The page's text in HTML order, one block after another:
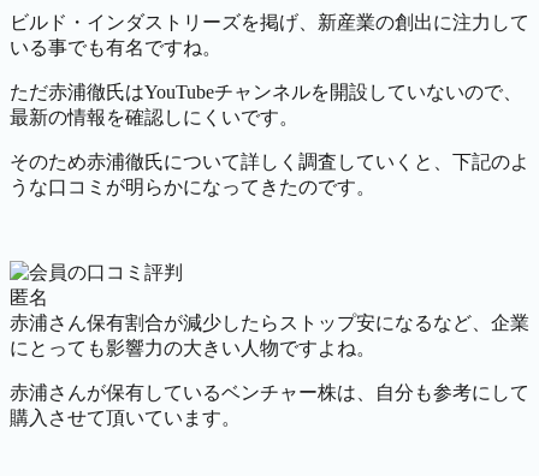
ビルド・インダストリーズを掲げ、新産業の創出に注力して
いる事でも有名ですね。
ただ赤浦徹氏はYouTubeチャンネルを開設していないので、
最新の情報を確認しにくいです。
そのため赤浦徹氏について詳しく調査していくと、下記のよ
うな口コミが明らかになってきたのです。
匿名
赤浦さん保有割合が減少したらストップ安になるなど、企業
にとっても影響力の大きい人物ですよね。
赤浦さんが保有しているベンチャー株は、自分も参考にして
購入させて頂いています。